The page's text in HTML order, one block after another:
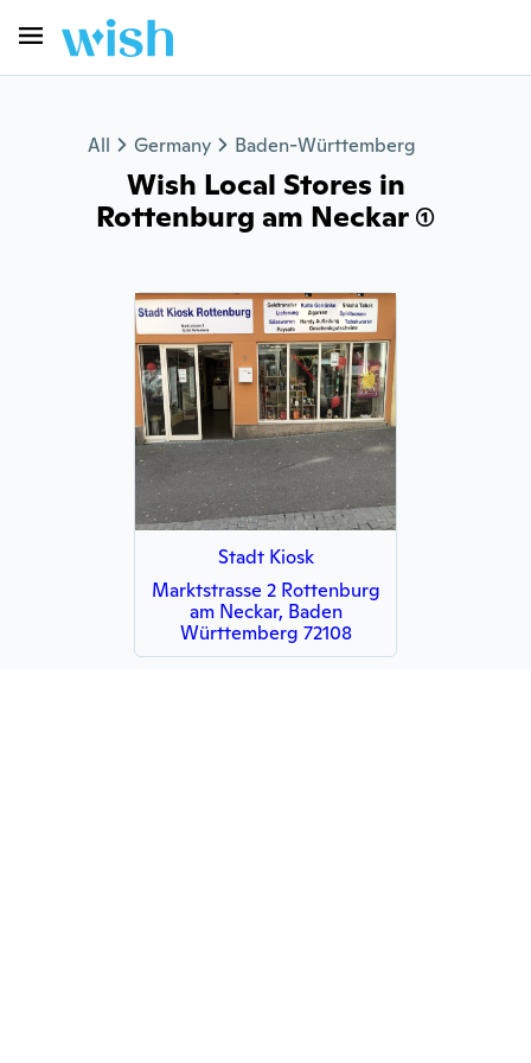
All Germany Baden-Württemberg
Wish Local Stores in
Rottenburg am Neckar (1)
Stadt Kiosk
Marktstrasse 2 Rottenburg
am Neckar, Baden
Württemberg 72108